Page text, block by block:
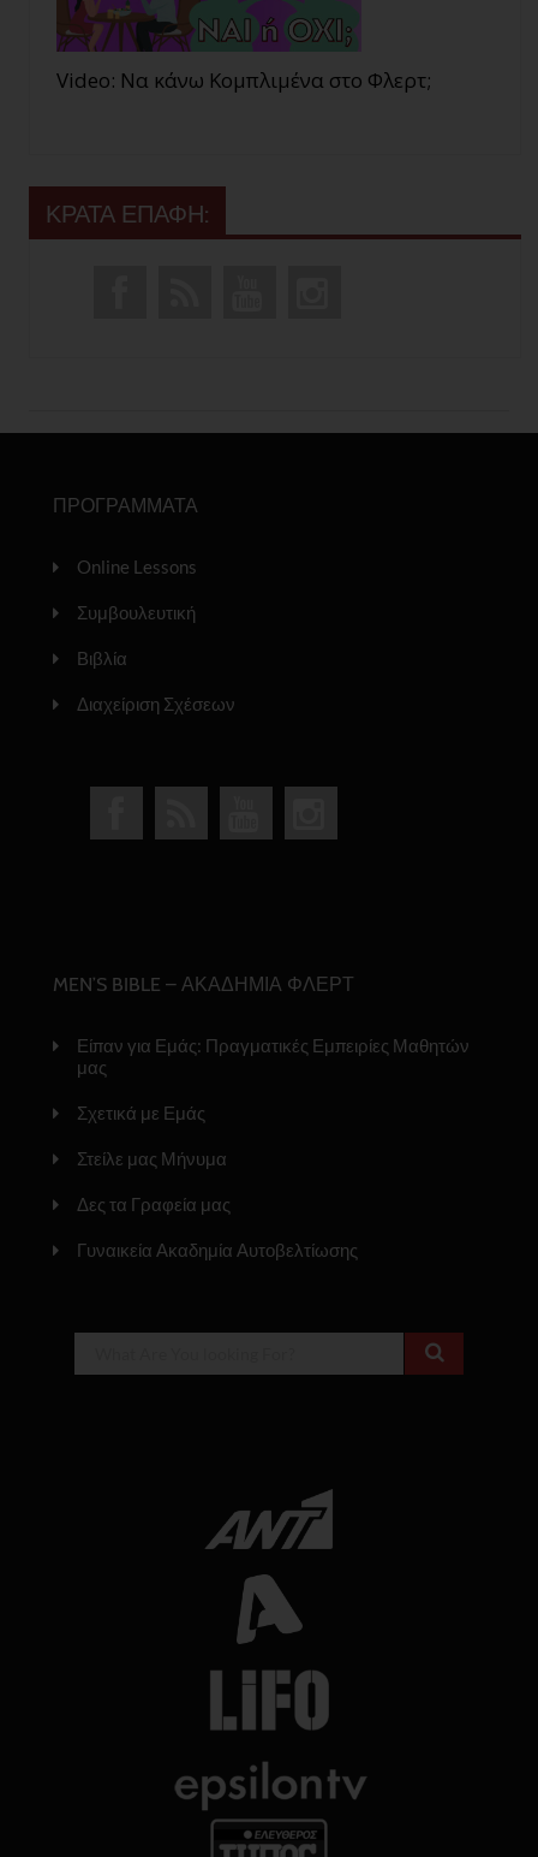
Video: Να κάνω Κομπλιμένα στο Φλερτ;
ΚΡΑΤΑ ΕΠΑΦΗ:
ΠΡΟΓΡΑΜΜΑΤΑ
Online Lessons
Συμβουλευτική
Βιβλία
Διαχείριση Σχέσεων
MEN’S BIBLE – ΑΚΑΔΗΜΙΑ ΦΛΕΡΤ
Είπαν για Εμάς: Πραγματικές Εμπειρίες Μαθητών
μας
Σχετικά με Εμάς
Στείλε μας Μήνυμα
Δες τα Γραφεία μας
Γυναικεία Ακαδημία Αυτοβελτίωσης